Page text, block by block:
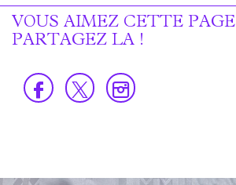
VOUS AIMEZ CETTE PAGE
PARTAGEZ LA !